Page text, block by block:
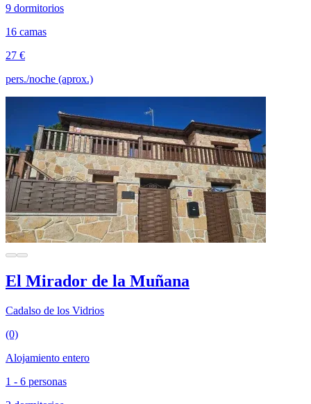
9 dormitorios
16 camas
27 €
pers./noche (aprox.)
El Mirador de la Muñana
Cadalso de los Vidrios
(0)
Alojamiento entero
1 - 6 personas